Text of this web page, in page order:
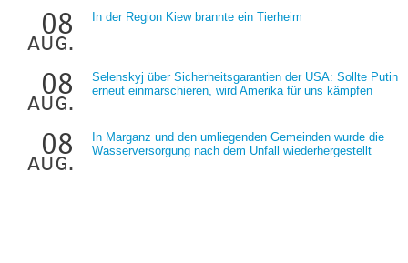
08
aug.
In der Region Kiew brannte ein Tierheim
08
aug.
Selenskyj über Sicherheitsgarantien der USA: Sollte Putin
erneut einmarschieren, wird Amerika für uns kämpfen
08
aug.
In Marganz und den umliegenden Gemeinden wurde die
Wasserversorgung nach dem Unfall wiederhergestellt